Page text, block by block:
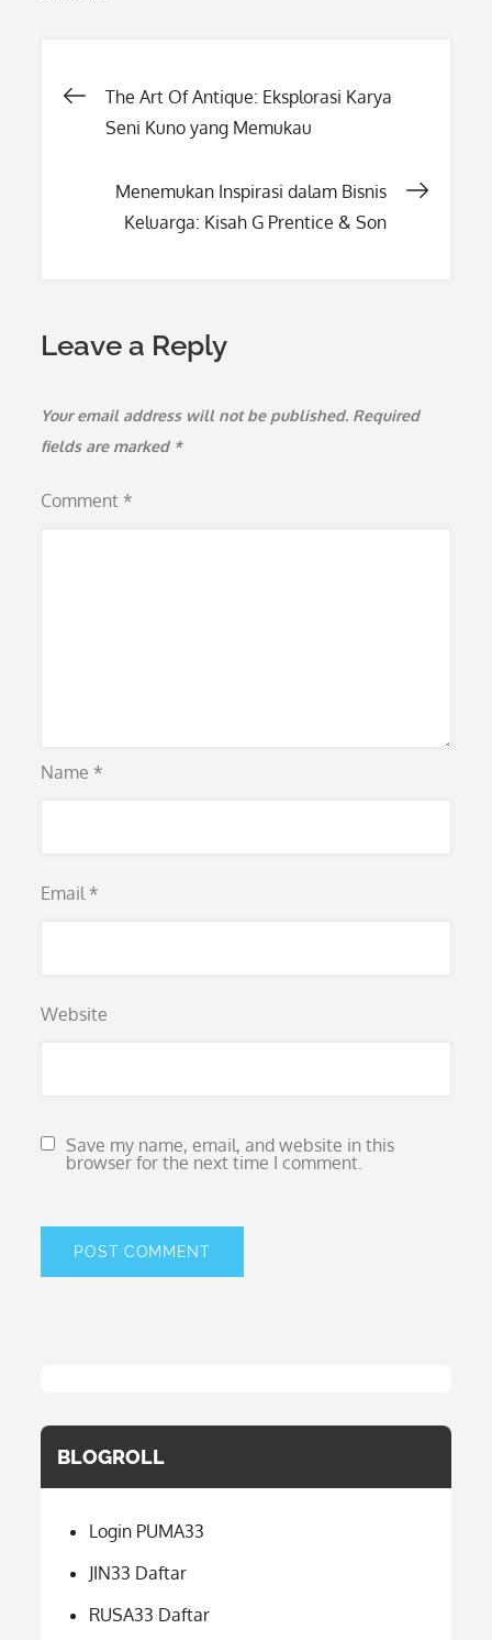
Post
The Art Of Antique: Eksplorasi Karya
Seni Kuno yang Memukau
Menemukan Inspirasi dalam Bisnis
Keluarga: Kisah G Prentice & Son
Leave a Reply
Your email address will not be published. Required
fields are marked *
Comment *
Name *
Email *
Website
Save my name, email, and website in this
browser for the next time I comment.
BLOGROLL
Login PUMA33
JIN33 Daftar
RUSA33 Daftar